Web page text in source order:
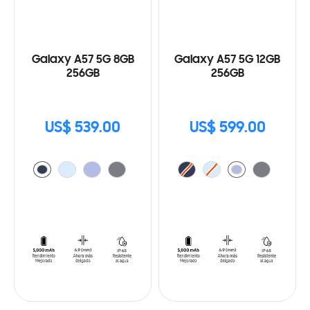
Galaxy A57 5G 8GB
256GB
US$ 539.00
Galaxy A57 5G 12GB
256GB
US$ 599.00